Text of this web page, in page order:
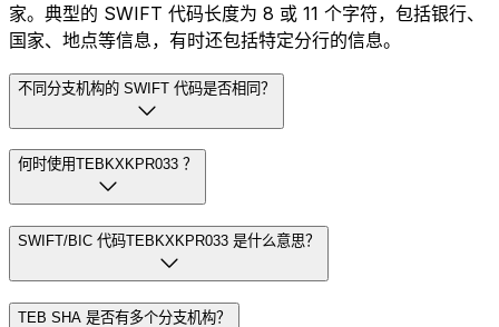
家。典型的 SWIFT 代码长度为 8 或 11 个字符，包括银行、
国家、地点等信息，有时还包括特定分行的信息。
不同分支机构的 SWIFT 代码是否相同？
何时使用TEBKXKPR033 ？
SWIFT/BIC 代码TEBKXKPR033 是什么意思？
TEB SHA 是否有多个分支机构？